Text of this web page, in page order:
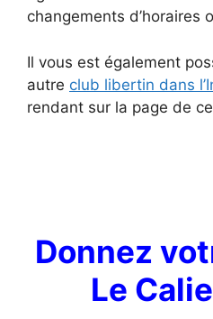
changements d’horaires
Il vous est également
autre club libertin dans
rendant sur la page de
Donnez
Le